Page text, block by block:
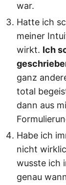
war.
Hatte ich
meiner
wirkt. Ich
ganz
total
dann aus
Habe ich
nicht
wusste ich
genau